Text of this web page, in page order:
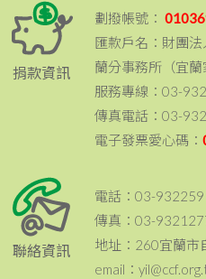
捐款資訊
劃撥帳號：
匯款戶名：財團
蘭分事務所（宜蘭
服務專線：03-
傳真電話：03-
電子發票愛心碼：
聯絡資訊
電話：03-
傳真：03-
地址：260宜蘭市
email：